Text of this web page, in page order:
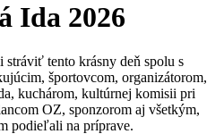
Ida 2026
tento krásny deň spolu s
športovcom, organizátorom,
kuchárom, kultúrnej komisii pri
OZ, sponzorom aj všetkým,
podieľali na príprave.